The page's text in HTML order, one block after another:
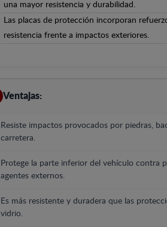
una mayor resistencia y durabilidad.
Las placas de protección incorporan
resistencia frente a impactos exteriores.
Ventajas:
Resiste impactos provocados por piedras,
carretera.
Protege la parte inferior del vehículo contra
agentes externos.
Es más resistente y duradera que las
vidrio.